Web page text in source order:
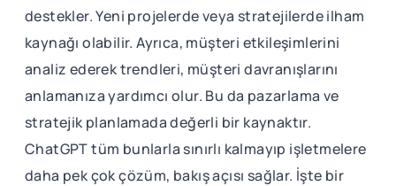
destekler. Yeni projelerde veya stratejilerde ilham
kaynağı olabilir. Ayrıca, müşteri etkileşimlerini
analiz ederek trendleri, müşteri davranışlarını
anlamanıza yardımcı olur. Bu da pazarlama ve
stratejik planlamada değerli bir kaynaktır.
ChatGPT tüm bunlarla sınırlı kalmayıp işletmelere
daha pek çok çözüm, bakış açısı sağlar. İşte bir